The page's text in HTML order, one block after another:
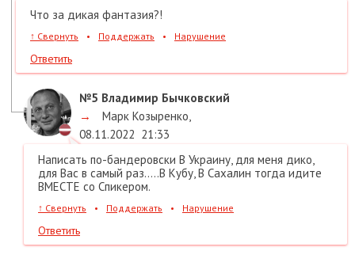
Что за дикая фантазия?!
↑ Свернуть • Поддержать • Нарушение
Ответить
№5 Владимир Бычковский
→
Марк Козыренко,
08.11.2022 21:33
Написать по-бандеровски В Украину, для меня дико,
для Вас в самый раз.....В Кубу, В Сахалин тогда идите
ВМЕСТЕ со Спикером.
↑ Свернуть • Поддержать • Нарушение
Ответить